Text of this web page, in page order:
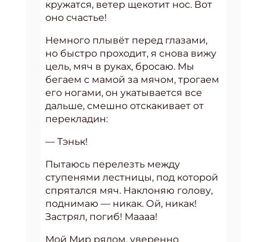
кружатся, ветер щекотит нос. Вот
оно счастье!
Немного плывёт перед глазами,
но быстро проходит, я снова вижу
цель, мяч в руках, бросаю. Мы
бегаем с мамой за мячом, трогаем
его ногами, он укатывается все
дальше, смешно отскакивает от
перекладин:
— Тэньк!
Пытаюсь перелезть между
ступенями лестницы, под которой
спрятался мяч. Наклоняю голову,
поднимаю — никак. Ой, никак!
Застрял, погиб! Маааа!
Мой Мир рядом, уверенно